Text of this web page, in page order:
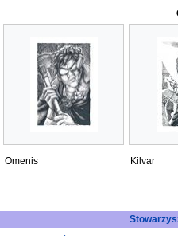
Omenis Kilvar